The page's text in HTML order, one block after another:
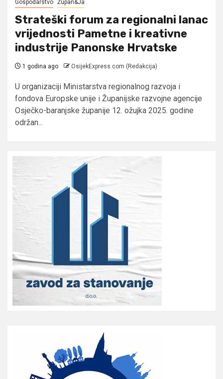
Gospodarstvo Župan&Ja
Strateški forum za regionalni lanac
vrijednosti Pametne i kreativne
industrije Panonske Hrvatske
1 godina ago OsijekExpress.com (Redakcija)
U organizaciji Ministarstva regionalnog razvoja i
fondova Europske unije i Županijske razvojne agencije
Osječko-baranjske županije 12. ožujka 2025. godine
održan...